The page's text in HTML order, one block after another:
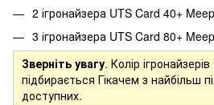
2 ігронайзера UTS Card 40+
3 ігронайзера UTS Card 80+
Зверніть увагу. Колір
підбирається Гікачем з найбільш
доступних.